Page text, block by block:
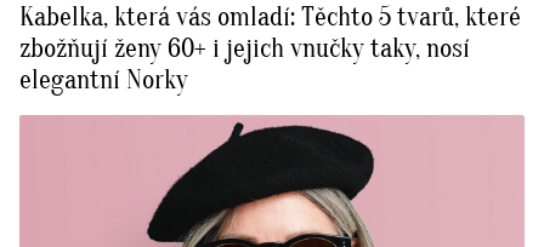
Kabelka, která vás omladí: Těchto 5 tvarů, které
zbožňují ženy 60+ i jejich vnučky taky, nosí
elegantní Norky